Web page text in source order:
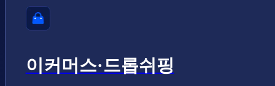
이커머스·드롭쉬핑